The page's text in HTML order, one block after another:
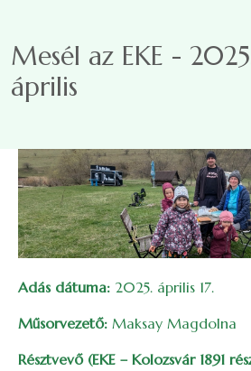
Mesél az EKE -
április
Adás dátuma: 2025. április 17.
Műsorvezető: Maksay Magdolna
Résztvevő (EKE – Kolozsvár 1891